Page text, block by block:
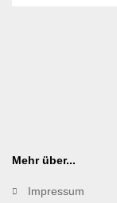
Mehr über...
Impressum